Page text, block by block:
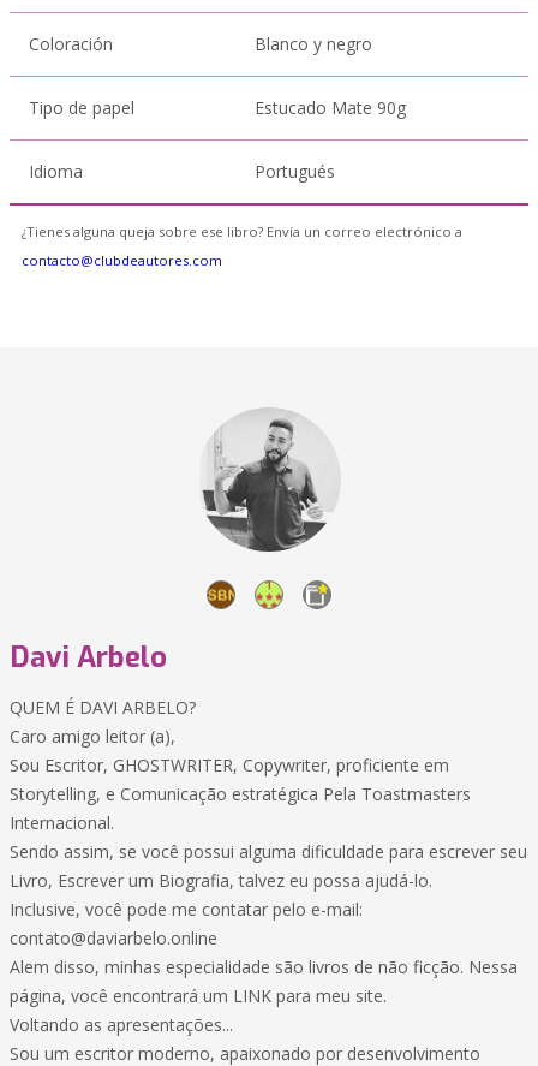
Coloración Blanco y negro
Tipo de papel Estucado Mate 90g
Idioma Portugués
¿Tienes alguna queja sobre ese libro? Envía un correo electrónico a
contacto@clubdeautores.com
Davi Arbelo
QUEM É DAVI ARBELO?
Caro amigo leitor (a),
Sou Escritor, GHOSTWRITER, Copywriter, proficiente em
Storytelling, e Comunicação estratégica Pela Toastmasters
Internacional.
Sendo assim, se você possui alguma dificuldade para escrever seu
Livro, Escrever um Biografia, talvez eu possa ajudá-lo.
Inclusive, você pode me contatar pelo e-mail:
contato@daviarbelo.online
Alem disso, minhas especialidade são livros de não ficção. Nessa
página, você encontrará um LINK para meu site.
Voltando as apresentações...
Sou um escritor moderno, apaixonado por desenvolvimento